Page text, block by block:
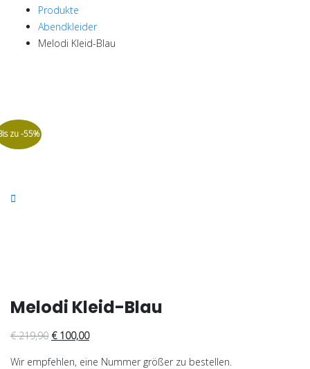
Produkte
Abendkleider
Melodi Kleid-Blau
zu -55%
Melodi Kleid-Blau
€219,90 €100,00
Wir empfehlen, eine Nummer größer zu bestellen.